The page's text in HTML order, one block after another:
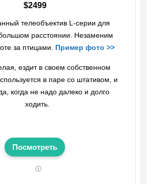
$2499
телеобъектив L-серии для
расстоянии. Незаменим
за птицами. Пример фото >>
ездит в своем собственном
в паре со штативом, и
когда не надо далеко и долго
ходить.
Посмотреть